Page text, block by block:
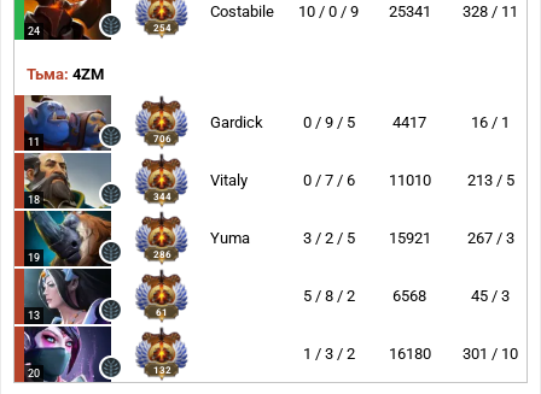
24 254
Costabile 10 / 0 / 9 25341 328 / 11
Тьма: 4ZM
11 706
Gardick 0 / 9 / 5 4417 16 / 1
18 344
Vitaly 0 / 7 / 6 11010 213 / 5
19 286
Yuma 3 / 2 / 5 15921 267 / 3
13 61
5 / 8 / 2 6568 45 / 3
20 132
1 / 3 / 2 16180 301 / 10